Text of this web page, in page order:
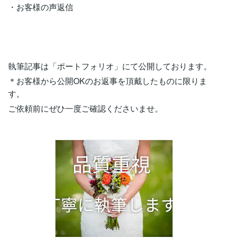
・お客様の声返信
執筆記事は「ポートフォリオ」にて公開しております。
＊お客様から公開OKのお返事を頂戴したものに限りま
す。
ご依頼前にぜひ一度ご確認くださいませ。